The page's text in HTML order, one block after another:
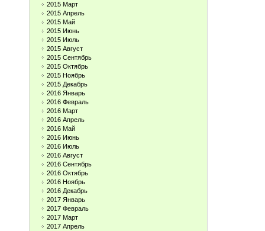
2015 Март
2015 Апрель
2015 Май
2015 Июнь
2015 Июль
2015 Август
2015 Сентябрь
2015 Октябрь
2015 Ноябрь
2015 Декабрь
2016 Январь
2016 Февраль
2016 Март
2016 Апрель
2016 Май
2016 Июнь
2016 Июль
2016 Август
2016 Сентябрь
2016 Октябрь
2016 Ноябрь
2016 Декабрь
2017 Январь
2017 Февраль
2017 Март
2017 Апрель